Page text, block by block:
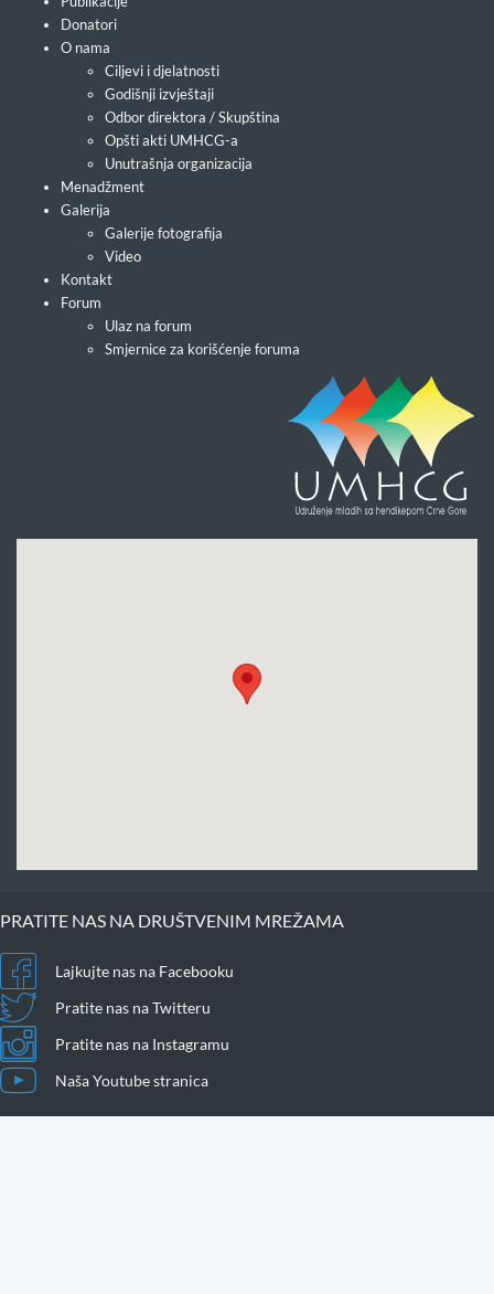
Donatori
O nama
Ciljevi i djelatnosti
Godišnji izvještaji
Odbor direktora / Skupština
Opšti akti UMHCG-a
Unutrašnja organizacija
Menadžment
Galerija
Galerije fotografija
Video
Kontakt
Forum
Ulaz na forum
Smjernice za korišćenje foruma
PRATITE NAS NA DRUŠTVENIM MREŽAMA
Lajkujte nas na Facebooku
Pratite nas na Twitteru
Pratite nas na Instagramu
Naša Youtube stranica